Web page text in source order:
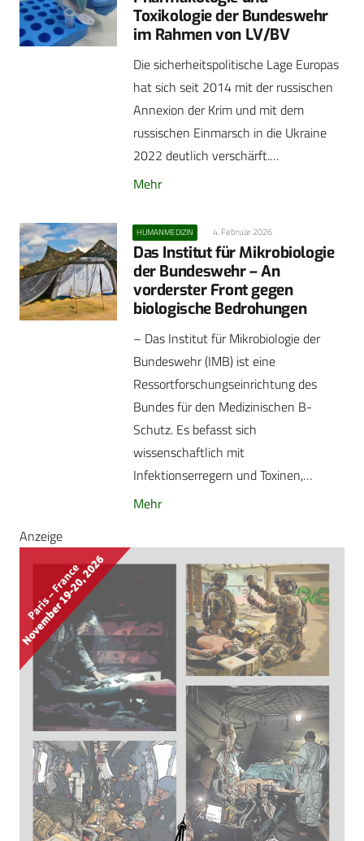
Toxikologie der Bundeswehr
im Rahmen von LV/BV
Die sicherheitspolitische Lage Europas
hat sich seit 2014 mit der russischen
Annexion der Krim und mit dem
russischen Einmarsch in die Ukraine
2022 deutlich verschärft.…
Mehr
HUMANMEDIZIN 4. Februar 2026
Das Institut für Mikrobiologie
der Bundeswehr – An
vorderster Front gegen
biologische Bedrohungen
– Das Institut für Mikrobiologie der
Bundeswehr (IMB) ist eine
Ressortforschungseinrichtung des
Bundes für den Medizinischen B-
Schutz. Es befasst sich
wissenschaftlich mit
Infektionserregern und Toxinen,…
Mehr
Anzeige